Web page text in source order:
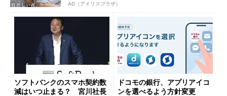
AD（アイリスプラザ）
ソフトバンクのスマホ契約数
減はいつ止まる？ 宮川社長
ドコモの銀行、アプリアイコ
ンを選べるよう方針変更